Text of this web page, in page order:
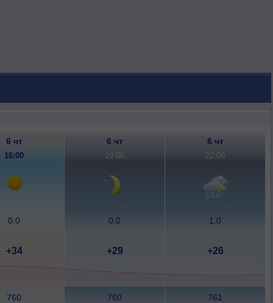
6 чт 6 чт 6 чт
16:00 19:00 22:00
0.0 0.0 1.0
+34 +29 +26
760 760 761